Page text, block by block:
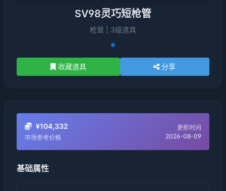
SV98灵巧短枪管
枪管 | 3级道具
收藏道具 分享
¥104,332
市场参考价格
更新时间
2026-08-09
基础属性